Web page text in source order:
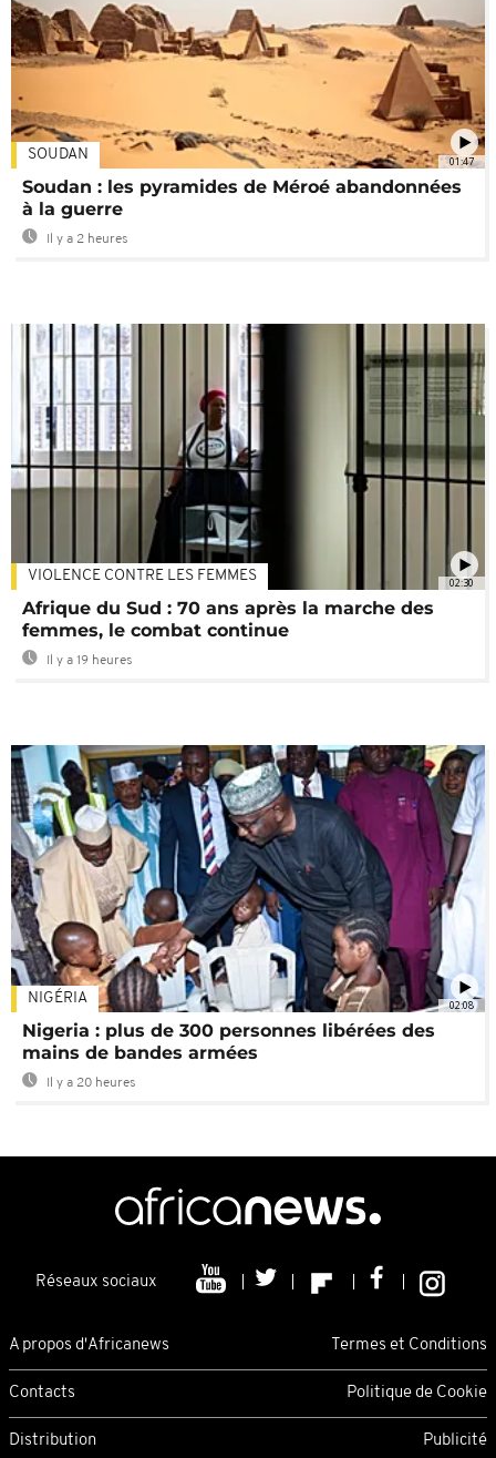
01:47
SOUDAN
Soudan : les pyramides de Méroé abandonnées
à la guerre
Il y a 2 heures
02:30
VIOLENCE CONTRE LES FEMMES
Afrique du Sud : 70 ans après la marche des
femmes, le combat continue
Il y a 19 heures
02:08
NIGÉRIA
Nigeria : plus de 300 personnes libérées des
mains de bandes armées
Il y a 20 heures
Réseaux sociaux
A propos d'Africanews Termes et Conditions
Contacts Politique de Cookie
Distribution Publicité